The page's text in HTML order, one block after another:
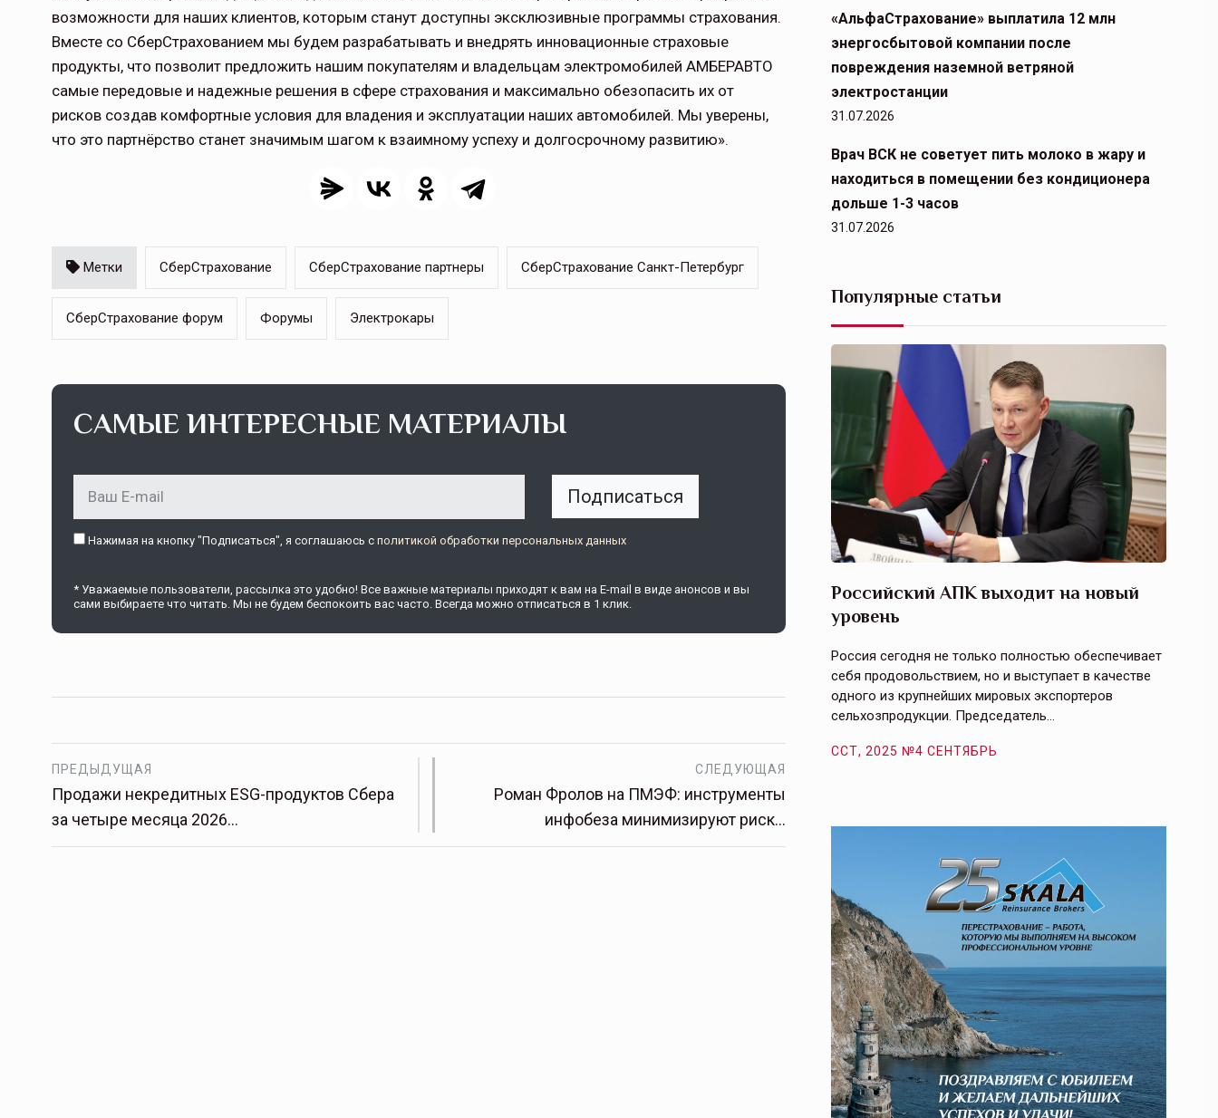
возможности для наших клиентов, которым станут доступны эксклюзивные программы страхования.
Вместе со СберСтрахованием мы будем разрабатывать и внедрять инновационные страховые
продукты, что позволит предложить нашим покупателям и владельцам электромобилей АМБЕРАВТО
самые передовые и надежные решения в сфере страхования и максимально обезопасить их от
рисков создав комфортные условия для владения и эксплуатации наших автомобилей. Мы уверены,
что это партнёрство станет значимым шагом к взаимному успеху и долгосрочному развитию».
Метки СберСтрахование СберСтрахование партнеры СберСтрахование Санкт-Петербург
СберСтрахование форум Форумы Электрокары
САМЫЕ ИНТЕРЕСНЫЕ МАТЕРИАЛЫ
Подписаться
Нажимая на кнопку "Подписаться", я соглашаюсь c политикой обработки персональных данных
* Уважаемые пользователи, рассылка это удобно! Все важные материалы приходят к вам на E-mail в виде анонсов и вы
сами выбираете что читать. Мы не будем беспокоить вас часто. Всегда можно отписаться в 1 клик.
ПРЕДЫДУЩАЯ
Продажи некредитных ESG-продуктов Сбера
за четыре месяца 2026…
СЛЕДУЮЩАЯ
Роман Фролов на ПМЭФ: инструменты
инфобеза минимизируют риск…
«АльфаСтрахование» выплатила 12 млн
энергосбытовой компании после
повреждения наземной ветряной
электростанции
31.07.2026
Врач ВСК не советует пить молоко в жару и
находиться в помещении без кондиционера
дольше 1-3 часов
31.07.2026
Популярные статьи
Тамбов — под страховой защитой
Тамбовская область — не только
ССТ, 2025 №4 СЕНТЯБРЬ
ОСАГО требует переосмысления
Нормативно-правовое регулирование страхового
Российский АПК выходит на новый
уровень
Россия сегодня не только полностью обеспечивает
себя продовольствием, но и выступает в качестве
одного из крупнейших мировых экспортеров
сельхозпродукции. Председатель…
ССТ, 2025 №4 СЕНТЯБРЬ